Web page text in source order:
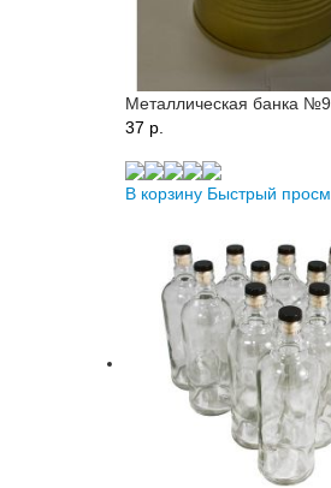
Металлическая банка №9
37 p.
В корзину Быстрый